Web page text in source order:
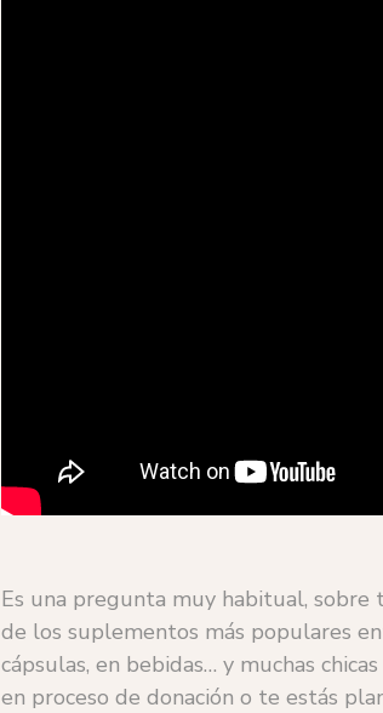
Es una pregunta muy habitual,
de los suplementos más populares
cápsulas, en bebidas… y muchas
en proceso de donación o te estás